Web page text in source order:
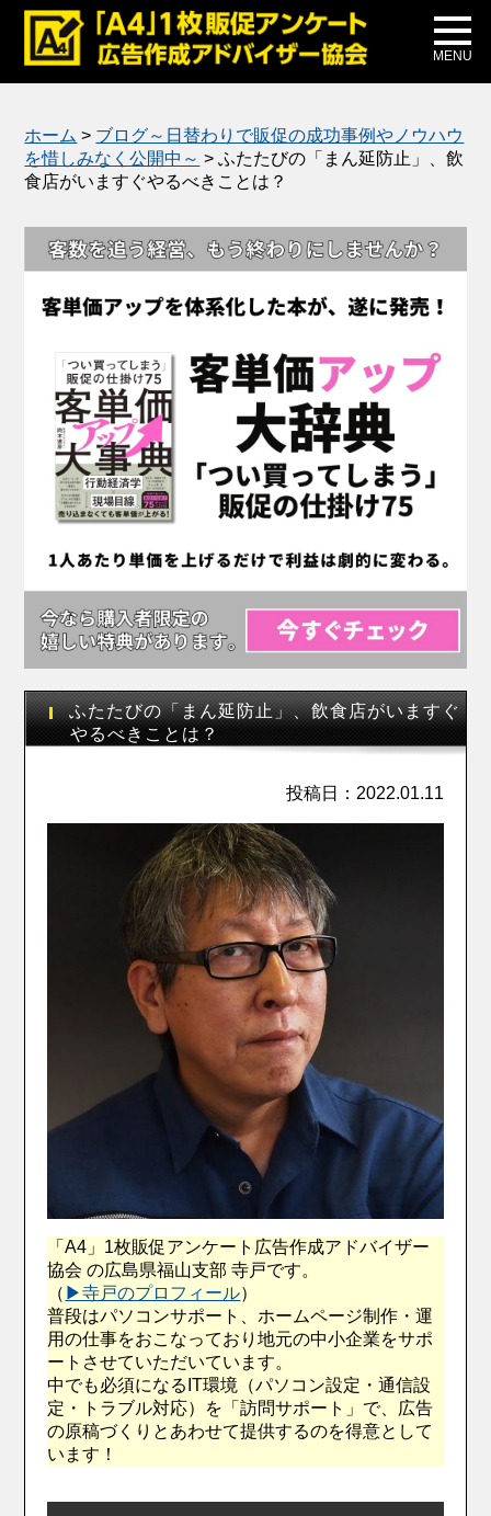
MENU
メディア掲載
公式ブログ
ホーム > ブログ～日替わりで販促の成功事例やノウハウ
を惜しみなく公開中～ >ふたたびの「まん延防止」、飲
食店がいますぐやるべきことは？
ふたたびの「まん延防止」、飲食店がいますぐ
やるべきことは？
投稿日：2022.01.11
「A4」1枚販促アンケート広告作成アドバイザー
協会 の広島県福山支部 寺戸です。
（ ▶︎寺戸のプロフィール）
普段はパソコンサポート、ホームページ制作・運
用の仕事をおこなっており地元の中小企業をサポ
ートさせていただいています。
中でも必須になるIT環境（パソコン設定・通信設
定・トラブル対応）を「訪問サポート」で、広告
の原稿づくりとあわせて提供するのを得意として
います！